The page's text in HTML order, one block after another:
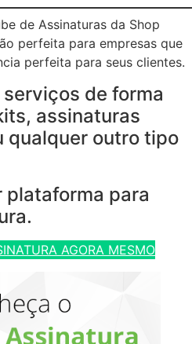
de Assinaturas da Shop
perfeita para empresas que
perfeita para seus clientes.
de forma
assinaturas
qualquer outro tipo
plataforma para
AGORA MESMO